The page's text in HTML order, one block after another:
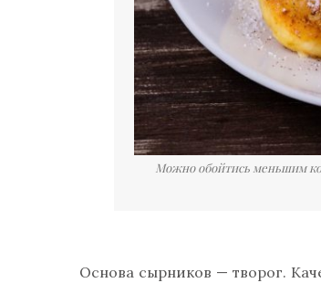
Можно обойтись меньшим
Основа сырников — творог.